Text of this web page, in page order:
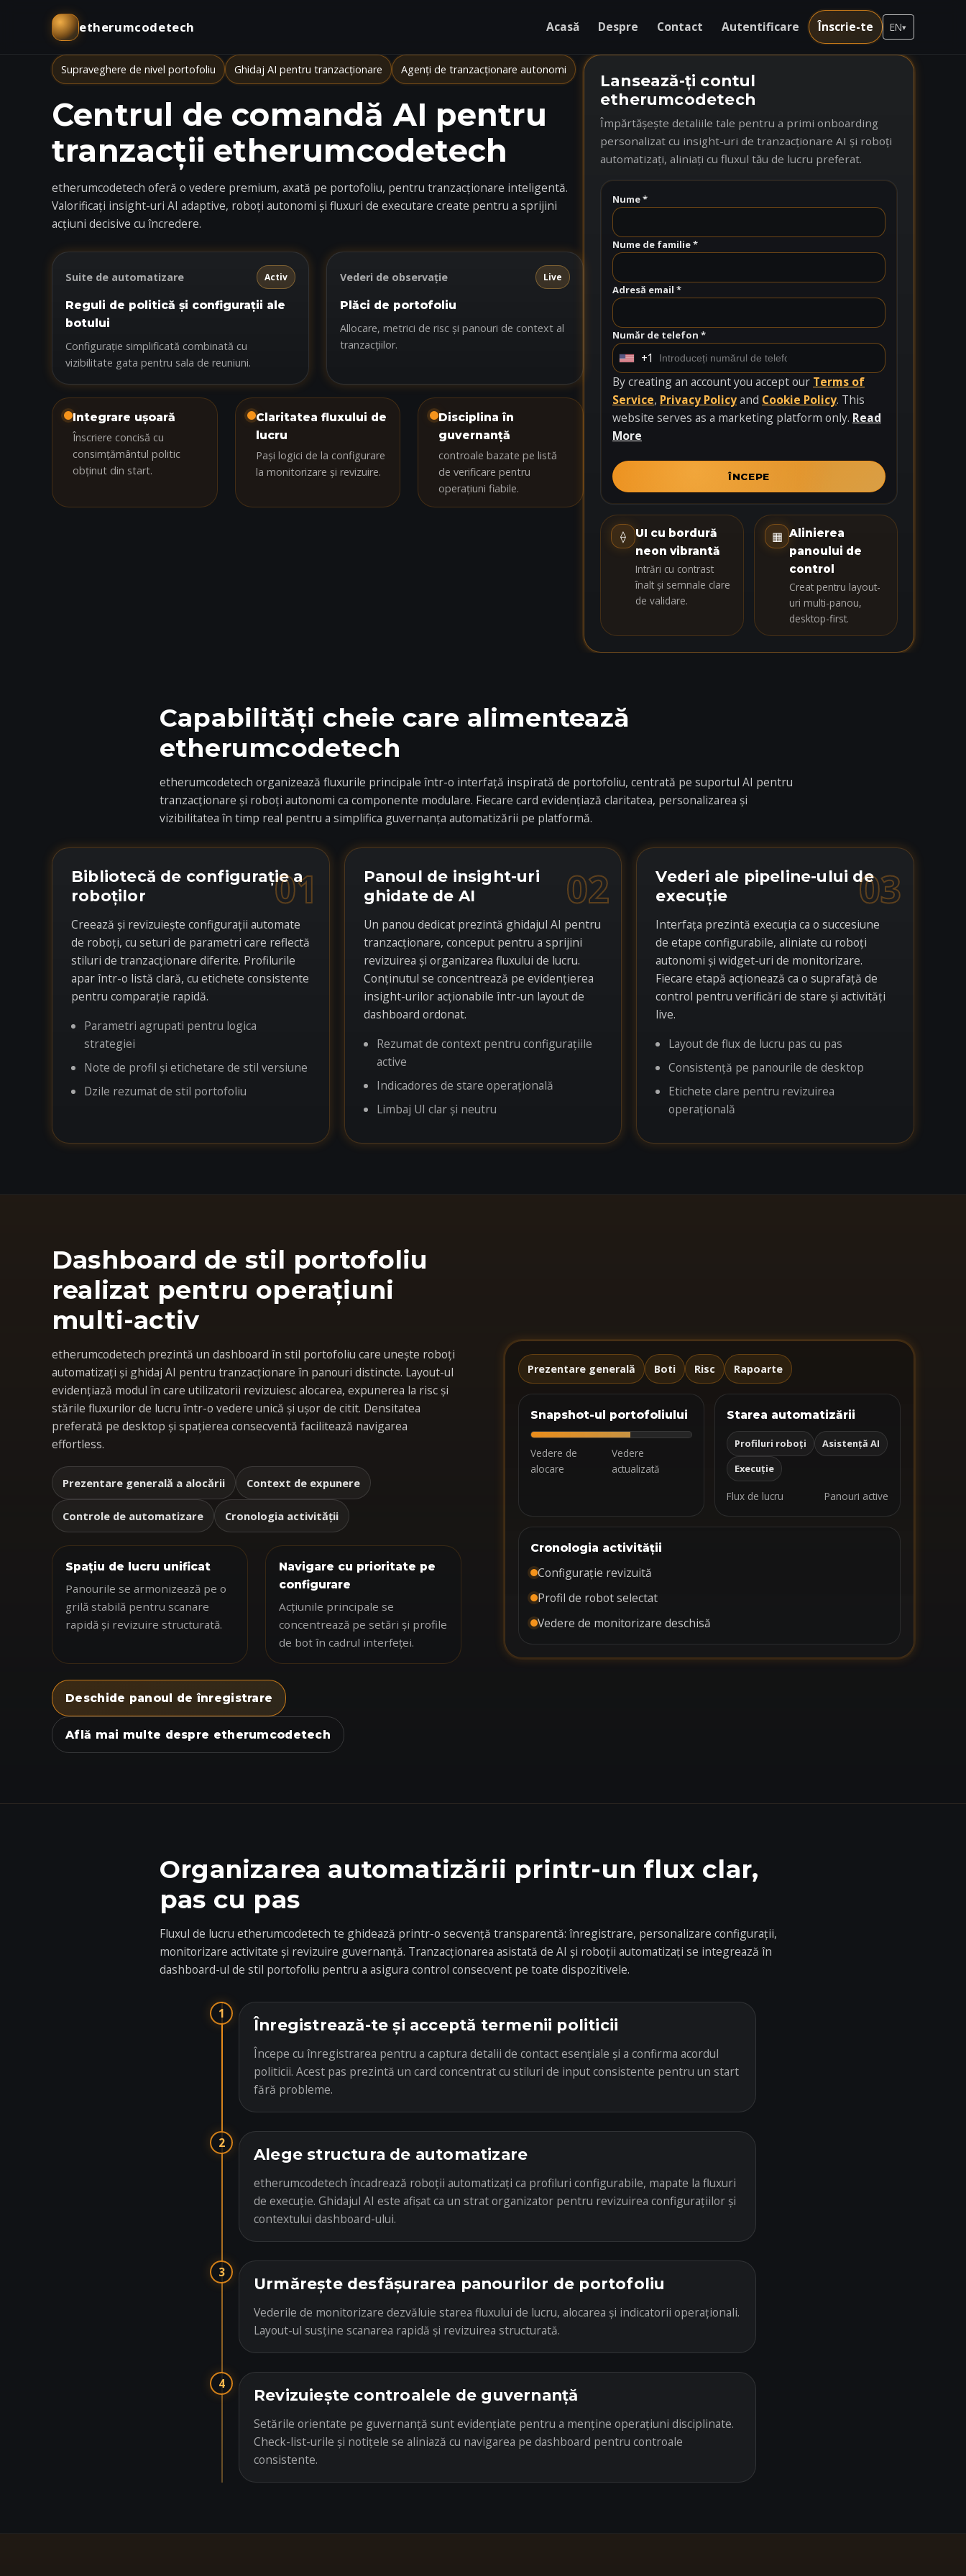
etherumcodetech Acasă Despre Contact Autentificare Înscrie-te EN▾
Supraveghere de nivel portofoliu Ghidaj AI pentru tranzacționare Agenți de tranzacționare autonomi
Centrul de comandă AI pentru
tranzacții etherumcodetech
etherumcodetech oferă o vedere premium, axată pe portofoliu, pentru tranzacționare inteligentă.
Valorificați insight-uri AI adaptive, roboți autonomi și fluxuri de executare create pentru a sprijini
acțiuni decisive cu încredere.
Suite de automatizare Activ
Reguli de politică și configurații ale
botului
Configurație simplificată combinată cu
vizibilitate gata pentru sala de reuniuni.
Vederi de observație Live
Plăci de portofoliu
Allocare, metrici de risc și panouri de context al
tranzacțiilor.
Integrare ușoară
Înscriere concisă cu
consimțământul politic
obținut din start.
Claritatea fluxului de
lucru
Pași logici de la configurare
la monitorizare și revizuire.
Disciplina în
guvernanță
controale bazate pe listă
de verificare pentru
operațiuni fiabile.
Lansează-ți contul
etherumcodetech
Împărtășește detaliile tale pentru a primi onboarding
personalizat cu insight-uri de tranzacționare AI și roboți
automatizați, aliniați cu fluxul tău de lucru preferat.
Nume *
Nume de familie *
Adresă email *
Număr de telefon *
U
n
i
t
e
t
a
t
e
+1
By creating an account you accept our Terms of
Service, Privacy Policyand Cookie Policy. This
website serves as a marketing platform only. Read
More
ÎNCEPE
⟠
UI cu bordură
neon vibrantă
Intrări cu contrast
înalt și semnale clare
de validare.
▦ Alinierea
panoului de
control
Creat pentru layout-
uri multi-panou,
desktop-first.
Capabilități cheie care alimentează
etherumcodetech
etherumcodetech organizează fluxurile principale într-o interfață inspirată de portofoliu, centrată pe suportul AI pentru
tranzacționare și roboți autonomi ca componente modulare. Fiecare card evidențiază claritatea, personalizarea și
vizibilitatea în timp real pentru a simplifica guvernanța automatizării pe platformă.
01
Bibliotecă de configurație a
roboților
Creează și revizuiește configurații automate
de roboți, cu seturi de parametri care reflectă
stiluri de tranzacționare diferite. Profilurile
apar într-o listă clară, cu etichete consistente
pentru comparație rapidă.
Parametri agrupati pentru logica
strategiei
Note de profil și etichetare de stil versiune
Dzile rezumat de stil portofoliu
02
Panoul de insight-uri
ghidate de AI
Un panou dedicat prezintă ghidajul AI pentru
tranzacționare, conceput pentru a sprijini
revizuirea și organizarea fluxului de lucru.
Conținutul se concentrează pe evidențierea
insight-urilor acționabile într-un layout de
dashboard ordonat.
Rezumat de context pentru configurațiile
active
Indicadores de stare operațională
Limbaj UI clar și neutru
03
Vederi ale pipeline-ului de
execuție
Interfața prezintă execuția ca o succesiune
de etape configurabile, aliniate cu roboți
autonomi și widget-uri de monitorizare.
Fiecare etapă acționează ca o suprafață de
control pentru verificări de stare și activități
live.
Layout de flux de lucru pas cu pas
Consistență pe panourile de desktop
Etichete clare pentru revizuirea
operațională
Dashboard de stil portofoliu
realizat pentru operațiuni
multi-activ
etherumcodetech prezintă un dashboard în stil portofoliu care unește roboți
automatizați și ghidaj AI pentru tranzacționare în panouri distincte. Layout-ul
evidențiază modul în care utilizatorii revizuiesc alocarea, expunerea la risc și
stările fluxurilor de lucru într-o vedere unică și ușor de citit. Densitatea
preferată pe desktop și spațierea consecventă facilitează navigarea
effortless.
Prezentare generală a alocării Context de expunere
Controle de automatizare Cronologia activității
Spațiu de lucru unificat
Panourile se armonizează pe o
grilă stabilă pentru scanare
rapidă și revizuire structurată.
Navigare cu prioritate pe
configurare
Acțiunile principale se
concentrează pe setări și profile
de bot în cadrul interfeței.
Deschide panoul de înregistrare
Află mai multe despre etherumcodetech
Prezentare generală Boti Risc Rapoarte
Snapshot-ul portofoliului
Vedere de
alocare
Vedere
actualizată
Starea automatizării
Profiluri roboți
Asistență AI
Execuție
Flux de lucru Panouri active
Cronologia activității
Configurație revizuită
Profil de robot selectat
Vedere de monitorizare deschisă
Organizarea automatizării printr-un flux clar,
pas cu pas
Fluxul de lucru etherumcodetech te ghidează printr-o secvență transparentă: înregistrare, personalizare configurații,
monitorizare activitate și revizuire guvernanță. Tranzacționarea asistată de AI și roboții automatizați se integrează în
dashboard-ul de stil portofoliu pentru a asigura control consecvent pe toate dispozitivele.
1
Înregistrează-te și acceptă termenii politicii
Începe cu înregistrarea pentru a captura detalii de contact esențiale și a confirma acordul
politicii. Acest pas prezintă un card concentrat cu stiluri de input consistente pentru un start
fără probleme.
2
Alege structura de automatizare
etherumcodetech încadrează roboții automatizați ca profiluri configurabile, mapate la fluxuri
de execuție. Ghidajul AI este afișat ca un strat organizator pentru revizuirea configurațiilor și
contextului dashboard-ului.
3
Urmărește desfășurarea panourilor de portofoliu
Vederile de monitorizare dezvăluie starea fluxului de lucru, alocarea și indicatorii operaționali.
Layout-ul susține scanarea rapidă și revizuirea structurată.
4
Revizuiește controalele de guvernanță
Setările orientate pe guvernanță sunt evidențiate pentru a menține operațiuni disciplinate.
Check-list-urile și notițele se aliniază cu navigarea pe dashboard pentru controale
consistente.